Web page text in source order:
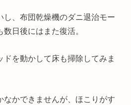
し、布団乾燥機のダニ退治モー
日後にはまた復活。
を動かして床も掃除してみま
なかできませんが、ほこりがす